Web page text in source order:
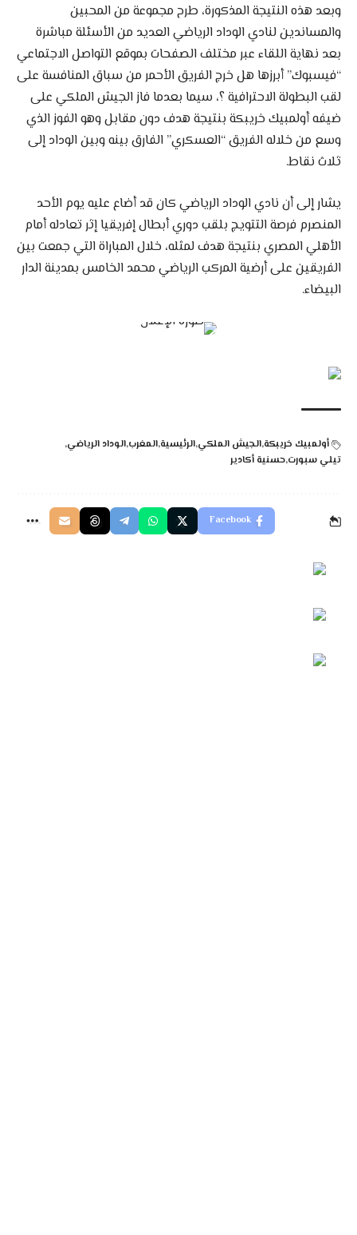
وبعد هذه النتيجة المذكورة، طرح مجموعة من المحبين
والمساندين لنادي الوداد الرياضي العديد من الأسئلة مباشرة
بعد نهاية اللقاء عبر مختلف الصفحات بموقع التواصل الاجتماعي
“فيسبوك” أبرزها هل خرج الفريق الأحمر من سباق المنافسة على
لقب البطولة الاحترافية ؟، سيما بعدما فاز الجيش الملكي على
ضيفه أولمبيك خريبكة بنتيجة هدف دون مقابل وهو الفوز الذي
وسع من خلاله الفريق “العسكري” الفارق بينه وبين الوداد إلى
ثلاث نقاط.
يشار إلى أن نادي الوداد الرياضي كان قد أضاع عليه يوم الأحد
المنصرم فرصة التتويج بلقب دوري أبطال إفريقيا إثر تعادله أمام
الأهلي المصري بنتيجة هدف لمثله، خلال المباراة التي جمعت بين
الفريقين على أرضية المركب الرياضي محمد الخامس بمدينة الدار
البيضاء.
أولمبيك خريبكةالجيش الملكيالرئيسيةالمغربالوداد الرياضي
تيلي سبورتحسنية أكادير
Facebook